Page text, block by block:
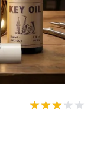
★★★★★
★★★★★